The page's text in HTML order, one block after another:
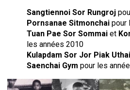
Sangtiennoi Sor Rungroj
Pornsanae Sitmonchai pour
Tuan Pae Sor Sommai et
les années 2010
Kulapdam Sor Jor Piak Uthai
Saenchai Gym pour les